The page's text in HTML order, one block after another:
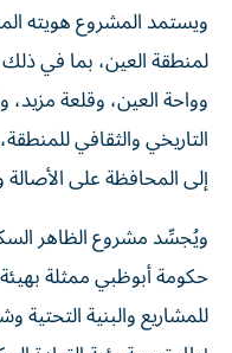
ويستمد المشروع هويته
لمنطقة العين، بما في
وواحة العين، وقلعة
التاريخي والثقافي
إلى المحافظة على
ويُجسِّد مشروع الظاهر
حكومة أبوظبي ممثلة
للمشاريع والبنية التحتية